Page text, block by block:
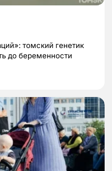
томский генетик
до беременности